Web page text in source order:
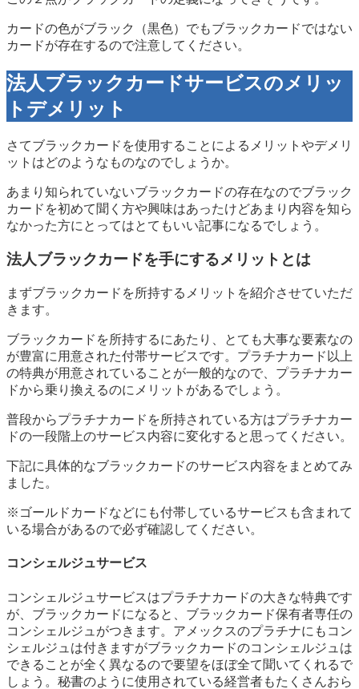
カードの色がブラック（黒色）でもブラックカードではない
カードが存在するので注意してください。
法人ブラックカードサービスのメリッ
トデメリット
さてブラックカードを使用することによるメリットやデメリ
ットはどのようなものなのでしょうか。
あまり知られていないブラックカードの存在なのでブラック
カードを初めて聞く方や興味はあったけどあまり内容を知ら
なかった方にとってはとてもいい記事になるでしょう。
法人ブラックカードを手にするメリットとは
まずブラックカードを所持するメリットを紹介させていただ
きます。
ブラックカードを所持するにあたり、とても大事な要素なの
が豊富に用意された付帯サービスです。 プラチナカード以上
の特典が用意されていることが一般的なので、プラチナカー
ドから乗り換えるのにメリットがあるでしょう。
普段からプラチナカードを所持されている方はプラチナカー
ドの一段階上のサービス内容に変化すると思ってください。
下記に具体的なブラックカードのサービス内容をまとめてみ
ました。
※ゴールドカードなどにも付帯しているサービスも含まれて
いる場合があるので必ず確認してください。
コンシェルジュサービス
コンシェルジュサービスはプラチナカードの大きな特典です
が、ブラックカードになると、 ブラックカード保有者専任の
コンシェルジュがつきます。アメックスのプラチナにもコン
シェルジュは付きますがブラックカードのコンシェルジュは
できることが全く異なるので要望をほぼ全て聞いてくれるで
しょう。秘書のように使用されている経営者もたくさんおら